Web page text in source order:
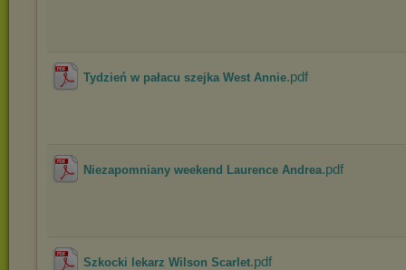
Tydzień w pałacu szejka West Annie.pdf
Niezapomniany weekend Laurence Andrea.pdf
Szkocki lekarz Wilson Scarlet.pdf